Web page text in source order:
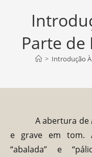
Parte de
> Introdução
A abertura de
e grave em tom.
“abalada” e